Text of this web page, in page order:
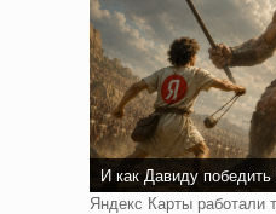
И как Давиду
Яндекс Карты работали